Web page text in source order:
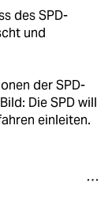
des SPD-
und
der SPD-
Die SPD will
einleiten.